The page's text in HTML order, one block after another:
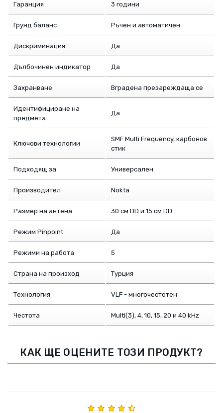
Гаранция 3 години
Грунд баланс Ръчен и автоматичен
Дискриминация Да
Дълбочинен индикатор Да
Захранване Вградена презареждаща се
Идентифициране на
предмета
Да
Ключови технологии
SMF Multi Frequency, карбонов
стик
Подходящ за Универсален
Производител Nokta
Размер на антена 30 см DD и 15 см DD
Режим Pinpoint Да
Режими на работа 5
Страна на произход Турция
Технология VLF - многочестотен
Честота Multi(3), 4, 10, 15, 20 и 40 kHz
КАК ЩЕ ОЦЕНИТЕ ТОЗИ ПРОДУКТ?